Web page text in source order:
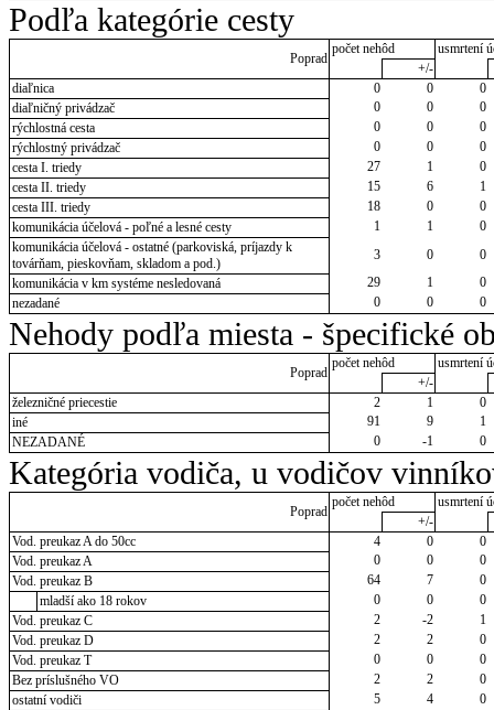
Podľa kategórie cesty
Poprad
počet nehôd
usmrtení
+/-
diaľnica
0 0
0
diaľničný privádzač
0 0
0
rýchlostná cesta
0 0
0
rýchlostný privádzač
0 0
0
cesta I. triedy
27 1
0
cesta II. triedy
15 6
1
cesta III. triedy
18 0
0
komunikácia účelová - poľné a lesné cesty
1 1
0
komunikácia účelová - ostatné (parkoviská, príjazdy k
továrňam, pieskovňam, skladom a pod.)
3 0
0
komunikácia v km systéme nesledovaná
29 1
0
nezadané
0 0 0
Nehody podľa miesta - špecifické
Poprad
počet nehôd
usmrtení
+/-
železničné priecestie
2 1
0
iné
91 9
1
NEZADANÉ
0 -1 0
Kategória vodiča, u vodičov
Poprad
počet nehôd
usmrtení
+/-
Vod. preukaz A do 50cc
4 0
0
Vod. preukaz A
0 0
0
Vod. preukaz B
64 7
0
mladší ako 18 rokov
0 0
0
Vod. preukaz C
2 -2
1
Vod. preukaz D
2 2
0
Vod. preukaz T
0 0
0
Bez príslušného VO
2 2
0
ostatní vodiči
5 4
0